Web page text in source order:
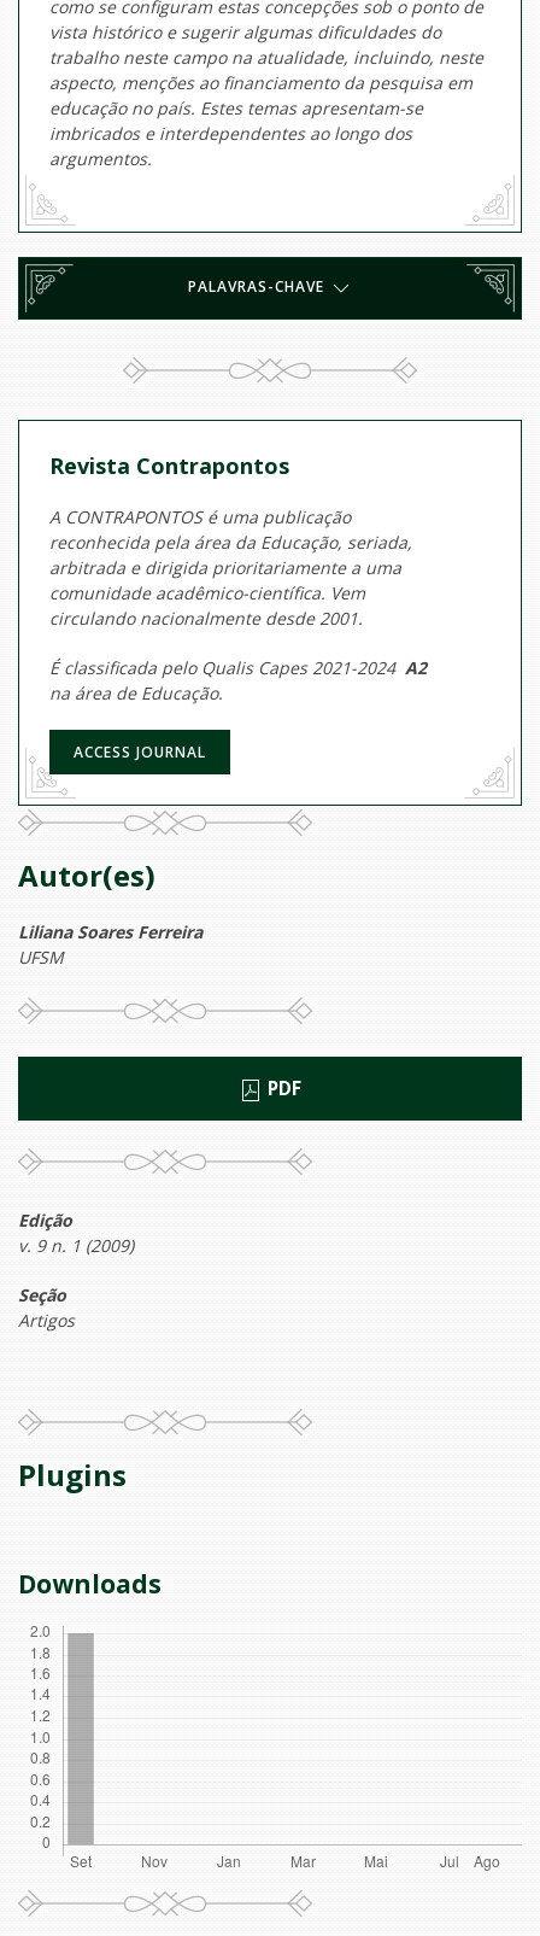
como se configuram estas concepções sob o ponto de
vista histórico e sugerir algumas dificuldades do
trabalho neste campo na atualidade, incluindo, neste
aspecto, menções ao financiamento da pesquisa em
educação no país. Estes temas apresentam-se
imbricados e interdependentes ao longo dos
argumentos.
PALAVRAS-CHAVE
Revista Contrapontos
A CONTRAPONTOS é uma publicação
reconhecida pela área da Educação, seriada,
arbitrada e dirigida prioritariamente a uma
comunidade acadêmico-científica. Vem
circulando nacionalmente desde 2001.
É classificada pelo Qualis Capes 2021-2024 A2
na área de Educação.
ACCESS JOURNAL
Autor(es)
Liliana Soares Ferreira
UFSM
PDF
Edição
v. 9 n. 1 (2009)
Seção
Artigos
Plugins
Downloads